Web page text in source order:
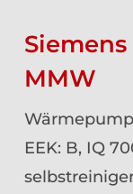
Siemens
MMW
EEK: B, IQ